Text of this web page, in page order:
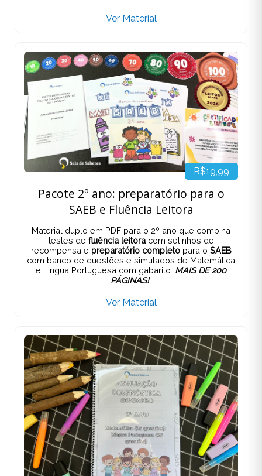
Ver Material
R$19,99
Pacote 2º ano: preparatório para o
SAEB e Fluência Leitora
Material duplo em PDF para o 2º ano que combina
testes de fluência leitoracom selinhos de
recompensa e preparatório completopara o SAEB
com banco de questões e simulados de Matemática
e Lingua Portuguesa com gabarito. MAIS DE 200
PÁGINAS!
Ver Material